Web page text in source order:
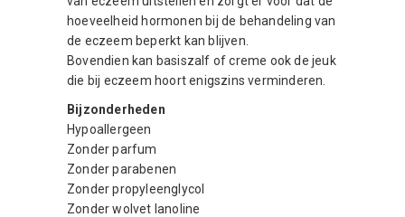
hoeveelheid hormonen bij de behandeling van
de eczeem beperkt kan blijven.
Bovendien kan basiszalf of creme ook de jeuk
die bij eczeem hoort enigszins verminderen.
Bijzonderheden
Hypoallergeen
Zonder parfum
Zonder parabenen
Zonder propyleenglycol
Zonder wolvet lanoline